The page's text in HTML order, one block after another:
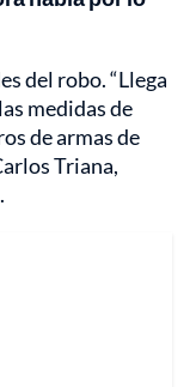
del robo. “Llega
medidas de
de armas de
Triana,